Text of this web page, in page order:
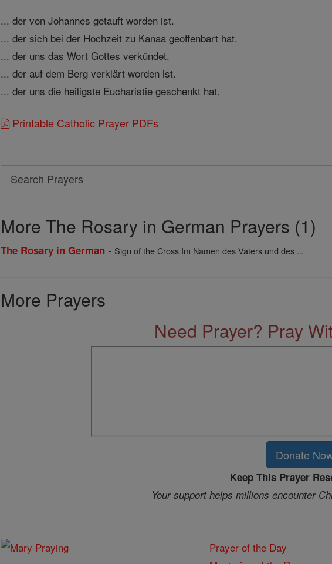
... der von Johannes getauft worden ist.
... der sich bei der Hochzeit zu Kanaa geoffenbart hat.
... der uns das Wort Gottes verkündet.
... der auf dem Berg verklärt worden ist.
... der uns die heiligste Eucharistie geschenkt hat.
Printable Catholic Prayer PDFs
Search
Search
More The Rosary in German Prayers (1)
The Rosary in German - Sign of the Cross Im Namen des Vaters und des ...
More Prayers
Need Prayer? Pray
Donate
Keep This Prayer
Your support helps millions encounter
Prayer of the Day